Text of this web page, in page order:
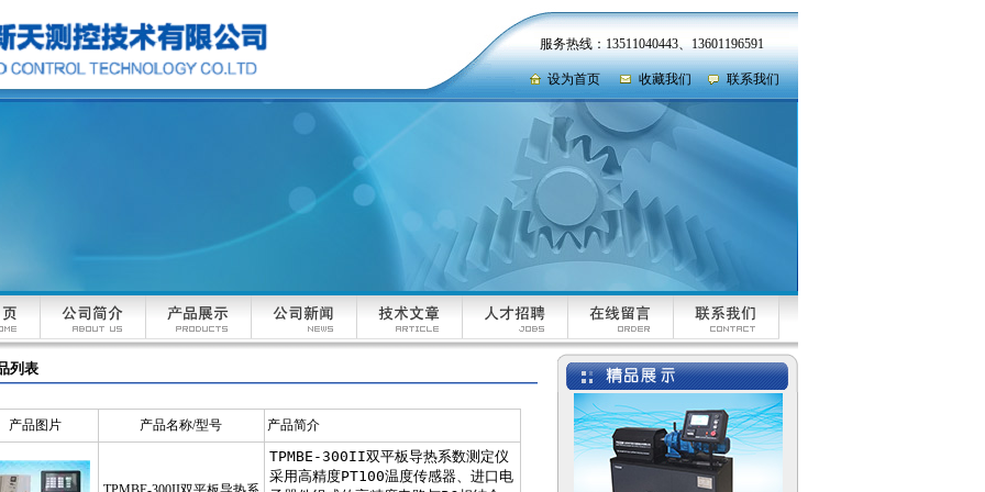
服务热线：13511040443、13601196591
设为首页 收藏我们 联系我们
列表
产品图片 产品名称/型号 产品简介
建筑门窗动风压性能检
测设备|门窗三性|动风压